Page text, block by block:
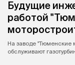
Будущие
работой
На заводе "Тюменские
обслуживают